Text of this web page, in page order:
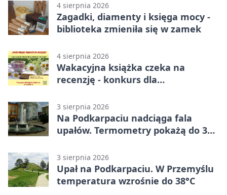
4 sierpnia 2026
Zagadki, diamenty i księga mocy -
biblioteka zmieniła się w zamek
4 sierpnia 2026
Wakacyjna książka czeka na
recenzję - konkurs dla
3 sierpnia 2026
Na Podkarpaciu nadciąga fala
upałów. Termometry pokażą do 36
3 sierpnia 2026
Upał na Podkarpaciu. W Przemyślu
temperatura wzrośnie do 38°C